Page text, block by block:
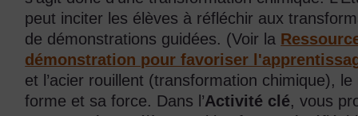
peut inciter les élèves à réfléchir aux
de démonstrations guidées. (Voir la
démonstration pour favoriser
et l’acier rouillent (transformation chimique),
forme et sa force. Dans l’Activité clé, vous